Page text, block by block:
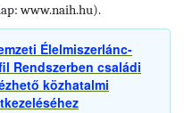
www.naih.hu).
Élelmiszerlánc-
Rendszerben családi
közhatalmi